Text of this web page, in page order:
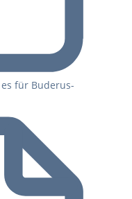
für Buderus-